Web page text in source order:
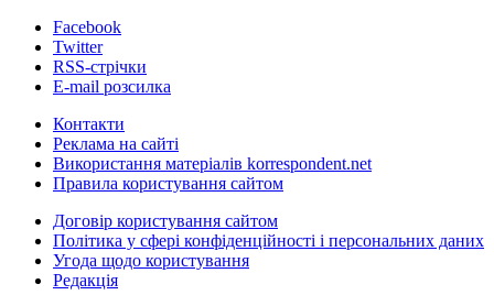
Facebook
Twitter
RSS-стрічки
E-mail розсилка
Контакти
Реклама на сайті
Використання матеріалів korrespondent.net
Правила користування сайтом
Договір користування сайтом
Політика у сфері конфіденційності і персональних даних
Угода щодо користування
Редакція